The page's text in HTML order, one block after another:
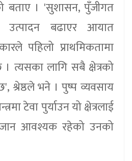
बताए । 'सुशासन, पुँजीगत
बढाएर आयात
पहिलो प्राथमिकतामा
। त्यसका लागि सबै क्षेत्रको
भने । पुष्प व्यवसाय
टेवा पुर्याउन यो क्षेत्रलाई
आवश्यक रहेको उनको